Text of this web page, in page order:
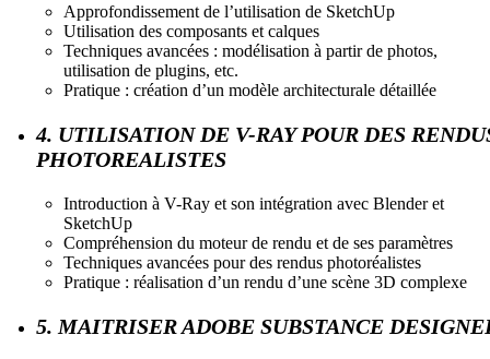
Approfondissement de l’utilisation de SketchUp
Utilisation des composants et calques
Techniques avancées : modélisation à partir de photos,
utilisation de plugins, etc.
Pratique : création d’un modèle architecturale détaillée
4. UTILISATION DE V-RAY POUR DES
PHOTOREALISTES
Introduction à V-Ray et son intégration avec Blender et
SketchUp
Compréhension du moteur de rendu et de ses paramètres
Techniques avancées pour des rendus photoréalistes
Pratique : réalisation d’un rendu d’une scène 3D complexe
5. MAITRISER ADOBE SUBSTANCE